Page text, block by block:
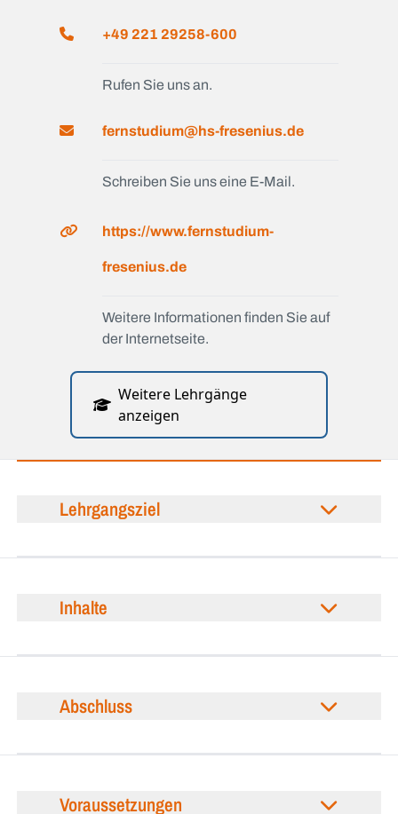
+49 221 29258-600
Rufen Sie uns an.
fernstudium@hs-fresenius.de
Schreiben Sie uns eine E-Mail.
https://www.fernstudium-
fresenius.de
Weitere Informationen finden Sie auf
der Internetseite.
Weitere Lehrgänge
anzeigen
Lehrgangsziel
Inhalte
Abschluss
Voraussetzungen